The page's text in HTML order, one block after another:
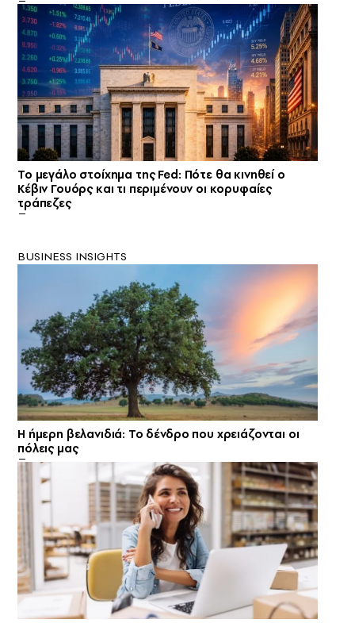
Το μεγάλο στοίχημα της Fed: Πότε θα κινηθεί ο
Κέβιν Γουόρς και τι περιμένουν οι κορυφαίες
τράπεζες
BUSINESS INSIGHTS
Η ήμερη βελανιδιά: Το δένδρο που χρειάζονται οι
πόλεις μας